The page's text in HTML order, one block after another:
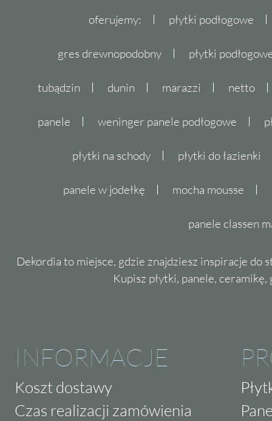
oferujemy: płytki podłogowe
gres drewnopodobny płytki
tubądzin dunin marazzi netto
panele weninger panele podłogowe
płytki na schody płytki do łazienki
panele w jodełkę mocha mousse
panele classen
Dekordia to miejsce, gdzie znajdziesz inspiracje do
Kupisz płytki, panele,
INFORMACJE
Koszt dostawy
Czas realizacji zamówienia